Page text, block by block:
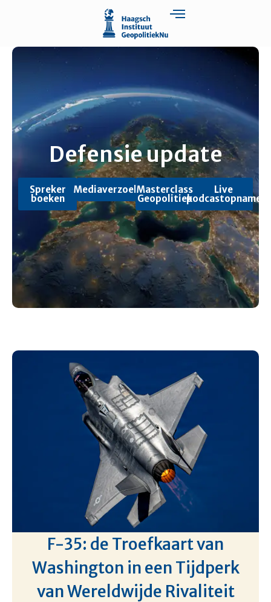
Defensie update
Spreker
boeken
MediaverzoekMasterclass
Geopolitiek
Live
podcastopname
F-35: de Troefkaart van
Washington in een Tijdperk
van Wereldwijde Rivaliteit